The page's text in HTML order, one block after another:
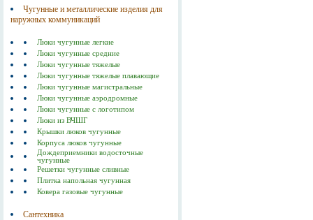
Чугунные и металлические изделия для
наружных коммуникаций
Люки чугунные легкие
Люки чугунные средние
Люки чугунные тяжелые
Люки чугунные тяжелые плавающие
Люки чугунные магистральные
Люки чугунные аэродромные
Люки чугунные с логотипом
Люки из ВЧШГ
Крышки люков чугунные
Корпуса люков чугунные
Дождеприемники водосточные
чугунные
Решетки чугунные сливные
Плитка напольная чугунная
Ковера газовые чугунные
Сантехника